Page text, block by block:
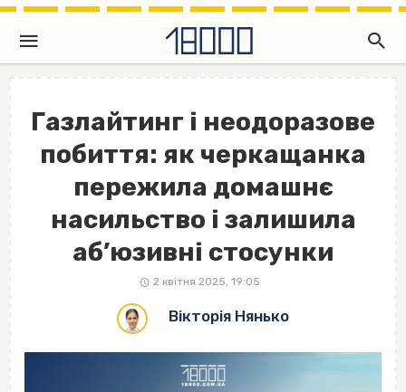
Газлайтинг і неодоразове
побиття: як черкащанка
пережила домашнє
насильство і залишила
аб’юзивні стосунки
2 квітня 2025, 19:05
Вікторія Нянько